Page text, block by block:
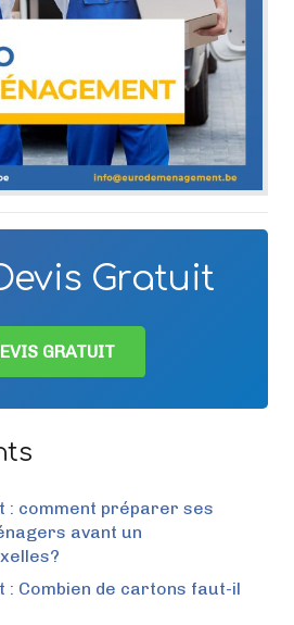
Gratuit
GRATUIT
: comment préparer ses
avant un
: Combien de cartons faut-il